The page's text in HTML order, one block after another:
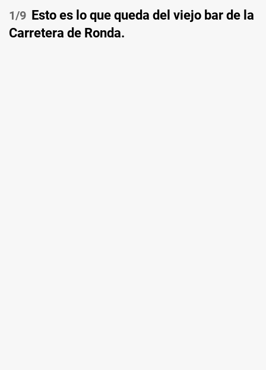
/9 Esto es lo que queda del viejo bar de la
Carretera de Ronda.